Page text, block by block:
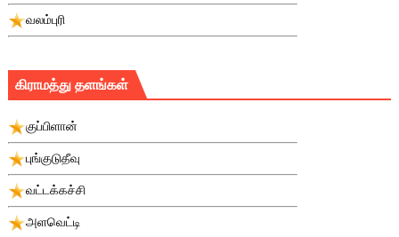
வலம்புரி
கிராமத்து தளங்கள்
குப்பிளான்
புங்குடுதீவு
வட்டக்கச்சி
அளவெட்டி